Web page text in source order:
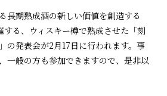
長期熟成酒の新しい価値を創造する
する、ウィスキー樽で熟成させた「刻
の発表会が2月17日に行われます。事
一般の方も参加できますので、是非以